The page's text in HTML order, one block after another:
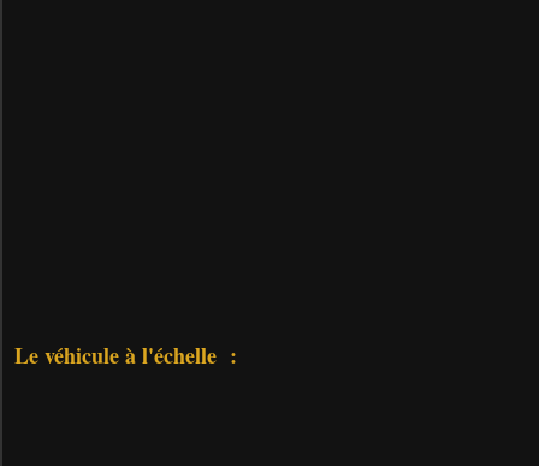
Le véhicule à l'échelle :